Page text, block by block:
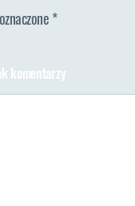
komentarzydo
Salt
*